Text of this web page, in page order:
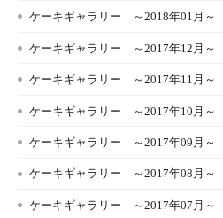
ケーキギャラリー ～2018年01月～
ケーキギャラリー ～2017年12月～
ケーキギャラリー ～2017年11月～
ケーキギャラリー ～2017年10月～
ケーキギャラリー ～2017年09月～
ケーキギャラリー ～2017年08月～
ケーキギャラリー ～2017年07月～